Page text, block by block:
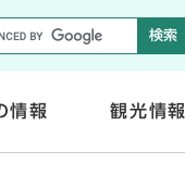
ーを飛ばして本文へ
情報 観光情報